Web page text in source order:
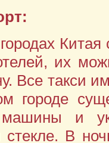
их
Все такси
городе
машины и
стекле. В